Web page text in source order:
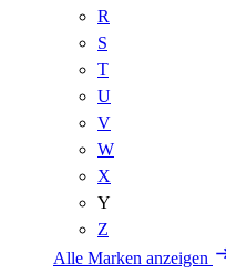
R
S
T
U
V
W
X
Y
Z
Alle Marken anzeigen